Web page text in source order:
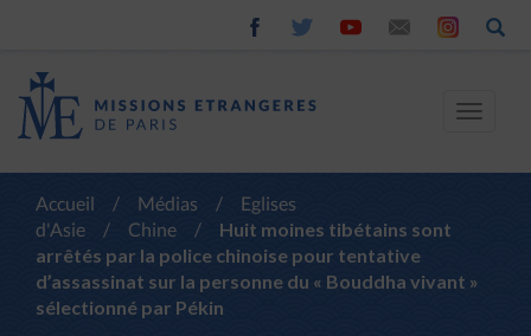
Toggle
Accueil / Médias /
Eglises
d'Asie
/ Chine /
Huit moines tibétains sont
arrêtés par la police chinoise pour tentative
d’assassinat sur la personne du « Bouddha vivant »
sélectionné par Pékin